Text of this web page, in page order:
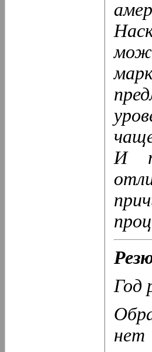
И
Год
нет